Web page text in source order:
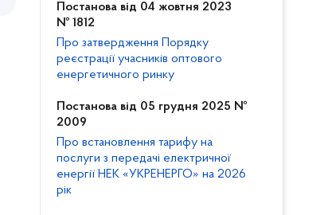
Кодексу газорозподільних систем
Постанова від 04 жовтня 2023
№ 1812
Про затвердження Порядку
реєстрації учасників оптового
енергетичного ринку
Постанова від 05 грудня 2025 №
2009
Про встановлення тарифу на
послуги з передачі електричної
енергії НЕК «УКРЕНЕРГО» на 2026
рік